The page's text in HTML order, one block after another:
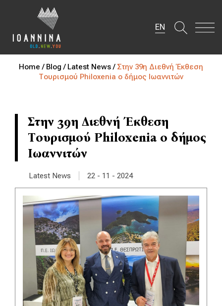
EN
Home / Blog / Latest News / Στην 39η Διεθνή Έκθεση
Τουρισμού Philoxenia ο δήμος Ιωαννιτών
Στην 39η Διεθνή Έκθεση
Τουρισμού Philoxenia ο δήμος
Ιωαννιτών
Latest News 22 - 11 - 2024